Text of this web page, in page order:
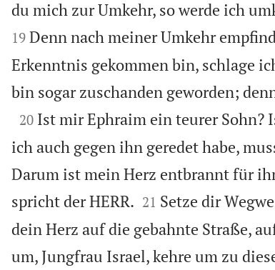
du mich zur Umkehr, so werde ich
19 Denn nach meiner Umkehr
Erkenntnis gekommen bin, schlage
bin sogar zuschanden geworden;

20 Ist mir Ephraim ein teurer Sohn?
ich auch gegen ihn geredet habe,
Darum ist mein Herz entbrannt für
spricht der HERR.
21 Setze dir
dein Herz auf die gebahnte Straße,
um, Jungfrau Israel, kehre um zu